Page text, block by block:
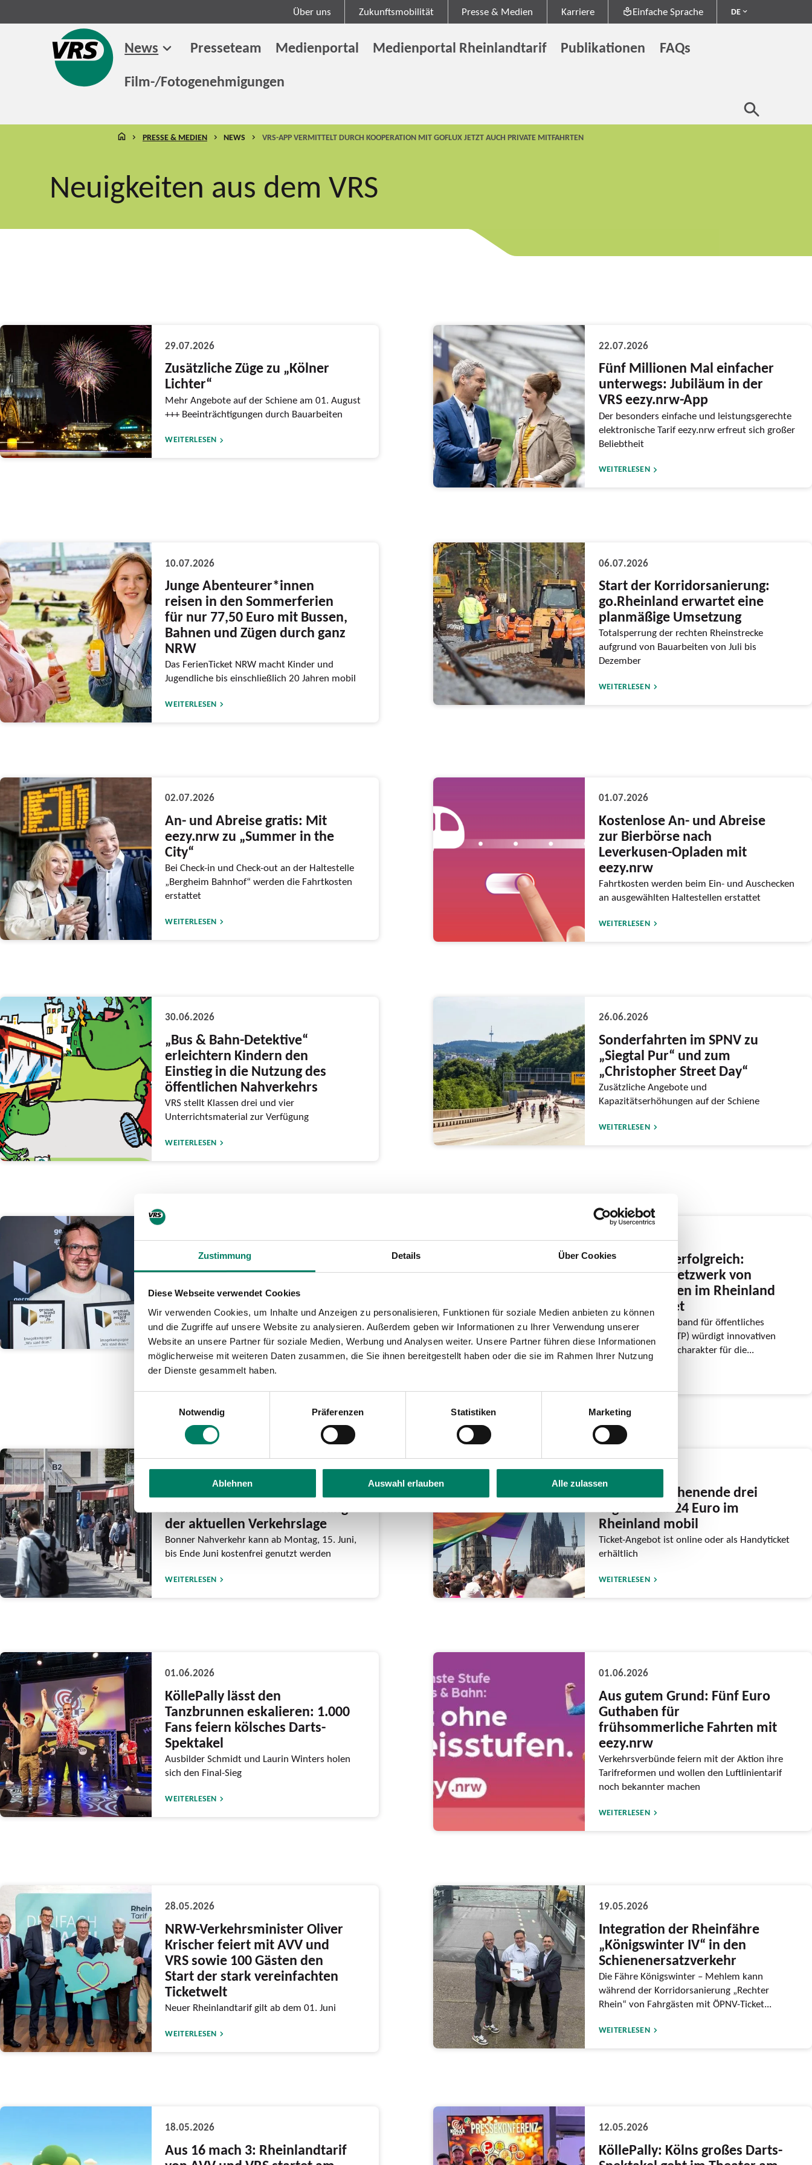
Zustimmung Details Über Cookies
Diese Webseite verwendet Cookies
Wir verwenden Cookies, um Inhalte und Anzeigen zu personalisieren, Funktionen für soziale Medien anbieten zu können
und die Zugriffe auf unsere Website zu analysieren. Außerdem geben wir Informationen zu Ihrer Verwendung unserer
Website an unsere Partner für soziale Medien, Werbung und Analysen weiter. Unsere Partner führen diese Informationen
möglicherweise mit weiteren Daten zusammen, die Sie ihnen bereitgestellt haben oder die sie im Rahmen Ihrer Nutzung
der Dienste gesammelt haben.
Notwendig
Präferenzen Statistiken Marketing
Ablehnen Auswahl erlauben Alle zulassen
Über uns Zukunftsmobilität Presse & Medien Karriere Einfache Sprache DE
News Presseteam Medienportal Medienportal Rheinlandtarif Publikationen
FAQs
Film-/Fotogenehmigungen
STARTSEITE
PRESSE & MEDIEN NEWS VRS-APP VERMITTELT DURCH KOOPERATION MIT GOFLUX JETZT AUCH PRIVATE MITFAHRTEN
Neuigkeiten aus dem VRS
29.07.2026
Zusätzliche Züge zu „Kölner
Lichter“
Mehr Angebote auf der Schiene am 01. August
+++ Beeinträchtigungen durch Bauarbeiten
WEITERLESEN
22.07.2026
Fünf Millionen Mal einfacher
unterwegs: Jubiläum in der
VRS eezy.nrw-App
Der besonders einfache und leistungsgerechte
elektronische Tarif eezy.nrw erfreut sich großer
Beliebtheit
WEITERLESEN
10.07.2026
Junge Abenteurer*innen
reisen in den Sommerferien
für nur 77,50 Euro mit Bussen,
Bahnen und Zügen durch ganz
NRW
Das FerienTicket NRW macht Kinder und
Jugendliche bis einschließlich 20 Jahren mobil
WEITERLESEN
06.07.2026
Start der Korridorsanierung:
go.Rheinland erwartet eine
planmäßige Umsetzung
Totalsperrung der rechten Rheinstrecke
aufgrund von Bauarbeiten von Juli bis
Dezember
WEITERLESEN
02.07.2026
An- und Abreise gratis: Mit
eezy.nrw zu „Summer in the
City“
Bei Check-in und Check-out an der Haltestelle
„Bergheim Bahnhof“ werden die Fahrtkosten
erstattet
WEITERLESEN
01.07.2026
Kostenlose An- und Abreise
zur Bierbörse nach
Leverkusen-Opladen mit
eezy.nrw
Fahrtkosten werden beim Ein- und Auschecken
an ausgewählten Haltestellen erstattet
WEITERLESEN
30.06.2026
„Bus & Bahn-Detektive“
erleichtern Kindern den
Einstieg in die Nutzung des
öffentlichen Nahverkehrs
VRS stellt Klassen drei und vier
Unterrichtsmaterial zur Verfügung
WEITERLESEN
26.06.2026
Sonderfahrten im SPNV zu
„Siegtal Pur“ und zum
„Christopher Street Day“
Zusätzliche Angebote und
Kapazitätserhöhungen auf der Schiene
WEITERLESEN
go.Rheinland gewinnt beim
German Brand Award
Auszeichnung für mutige Imagekampagne “Wir
WEITERLESEN
Gemeinsam erfolgreich:
Regionales Netzwerk von
Mobilstationen im Rheinland
ausgezeichnet
Internationaler Verband für öffentliches
Verkehrswesen (UITP) würdigt innovativen
Beitrag mit Modellcharakter für die...
12.06.2026
Bonner Stadtrat beschließt
Maßnahmen zur Entschärfung
der aktuellen Verkehrslage
Bonner Nahverkehr kann ab Montag, 15. Juni,
bis Ende Juni kostenfrei genutzt werden
WEITERLESEN
03.06.2026
Am CSD-Wochenende drei
Tage für nur 24 Euro im
Rheinland mobil
Ticket-Angebot ist online oder als Handyticket
erhältlich
WEITERLESEN
01.06.2026
KöllePally lässt den
Tanzbrunnen eskalieren: 1.000
Fans feiern kölsches Darts-
Spektakel
Ausbilder Schmidt und Laurin Winters holen
sich den Final-Sieg
WEITERLESEN
01.06.2026
Aus gutem Grund: Fünf Euro
Guthaben für
frühsommerliche Fahrten mit
eezy.nrw
Verkehrsverbünde feiern mit der Aktion ihre
Tarifreformen und wollen den Luftlinientarif
noch bekannter machen
WEITERLESEN
28.05.2026
NRW-Verkehrsminister Oliver
Krischer feiert mit AVV und
VRS sowie 100 Gästen den
Start der stark vereinfachten
Ticketwelt
Neuer Rheinlandtarif gilt ab dem 01. Juni
WEITERLESEN
19.05.2026
Integration der Rheinfähre
„Königswinter IV“ in den
Schienenersatzverkehr
Die Fähre Königswinter – Mehlem kann
während der Korridorsanierung „Rechter
Rhein“ von Fahrgästen mit ÖPNV-Ticket...
WEITERLESEN
18.05.2026
Aus 16 mach 3: Rheinlandtarif
12.05.2026
KöllePally: Kölns großes Darts-